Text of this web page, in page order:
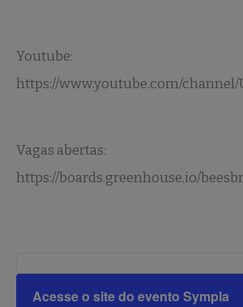
Youtube:
https://www.youtube.com/channel/
Vagas abertas:
https://boards.greenhouse.io/
Acesse o site do evento Sympla